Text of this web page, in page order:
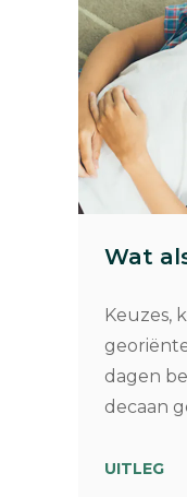
Wat
Keuzes,
dagen
decaan
UITLEG